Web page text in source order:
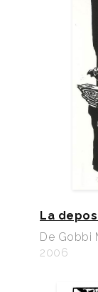
La
De Gobbi
2006